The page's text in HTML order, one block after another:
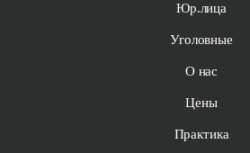
Юр.лица
Уголовные
О нас
Цены
Практика